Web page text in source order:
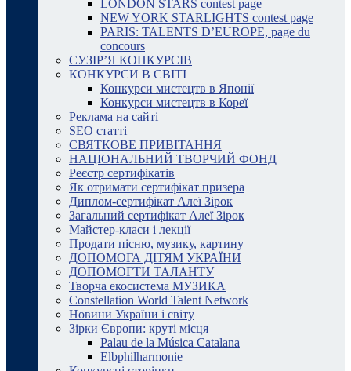
LONDON STARS contest page
NEW YORK STARLIGHTS contest page
PARIS: TALENTS D’EUROPE, page du
concours
СУЗІР’Я КОНКУРСІВ
КОНКУРСИ В СВІТІ
Конкурси мистецтв в Японії
Конкурси мистецтв в Кореї
Реклама на сайті
SEO статті
СВЯТКОВЕ ПРИВІТАННЯ
НАЦІОНАЛЬНИЙ ТВОРЧИЙ ФОНД
Реєстр сертифікатів
Як отримати сертифікат призера
Диплом-сертифікат Алеї Зірок
Загальний сертифікат Алеї Зірок
Майстер-класи і лекції
Продати пісню, музику, картину
ДОПОМОГА ДІТЯМ УКРАЇНИ
ДОПОМОГТИ ТАЛАНТУ
Творча екосистема МУЗИКА
Constellation World Talent Network
Новини України і світу
Зірки Європи: круті місця
Palau de la Música Catalana
Elbphilharmonie